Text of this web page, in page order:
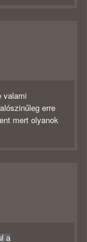
valami
erre
mert olyanok
a